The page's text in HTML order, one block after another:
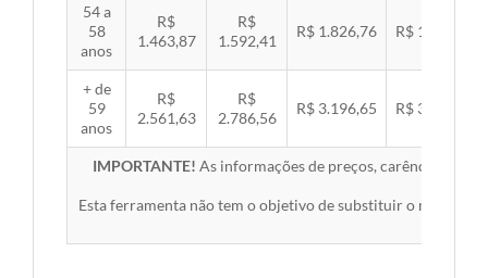
54 a
58
anos
R$
1.463,87
R$
1.592,41
R$ 1.826,76 R$ 1.882,45
+ de
59
anos
R$
2.561,63
R$
2.786,56
R$ 3.196,65 R$ 3.294,10
IMPORTANTE! As informações de preços, carências,
Esta ferramenta não tem o objetivo de substituir o material